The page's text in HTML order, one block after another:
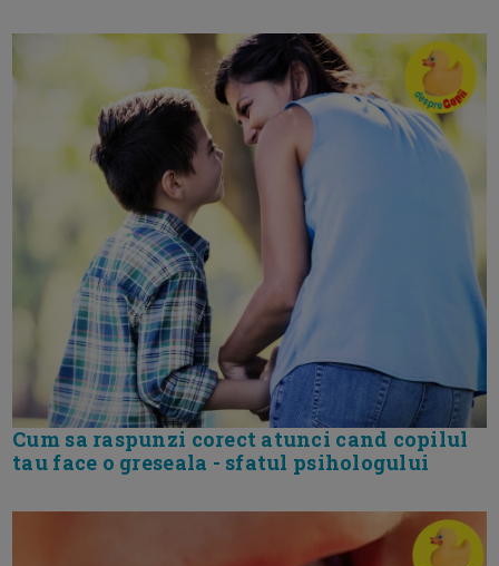
Cum sa raspunzi corect atunci cand copilul
tau face o greseala - sfatul psihologului